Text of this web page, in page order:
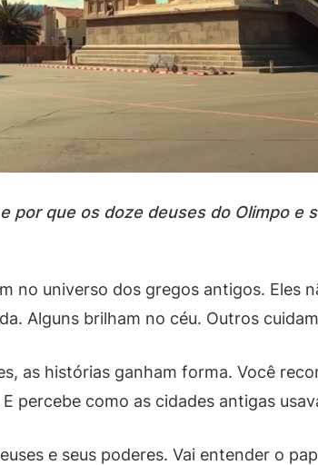
por que os doze deuses do Olimpo e
no universo dos gregos antigos. Eles
Alguns brilham no céu. Outros
as histórias ganham forma. Você
percebe como as cidades antigas
e seus poderes. Vai entender o